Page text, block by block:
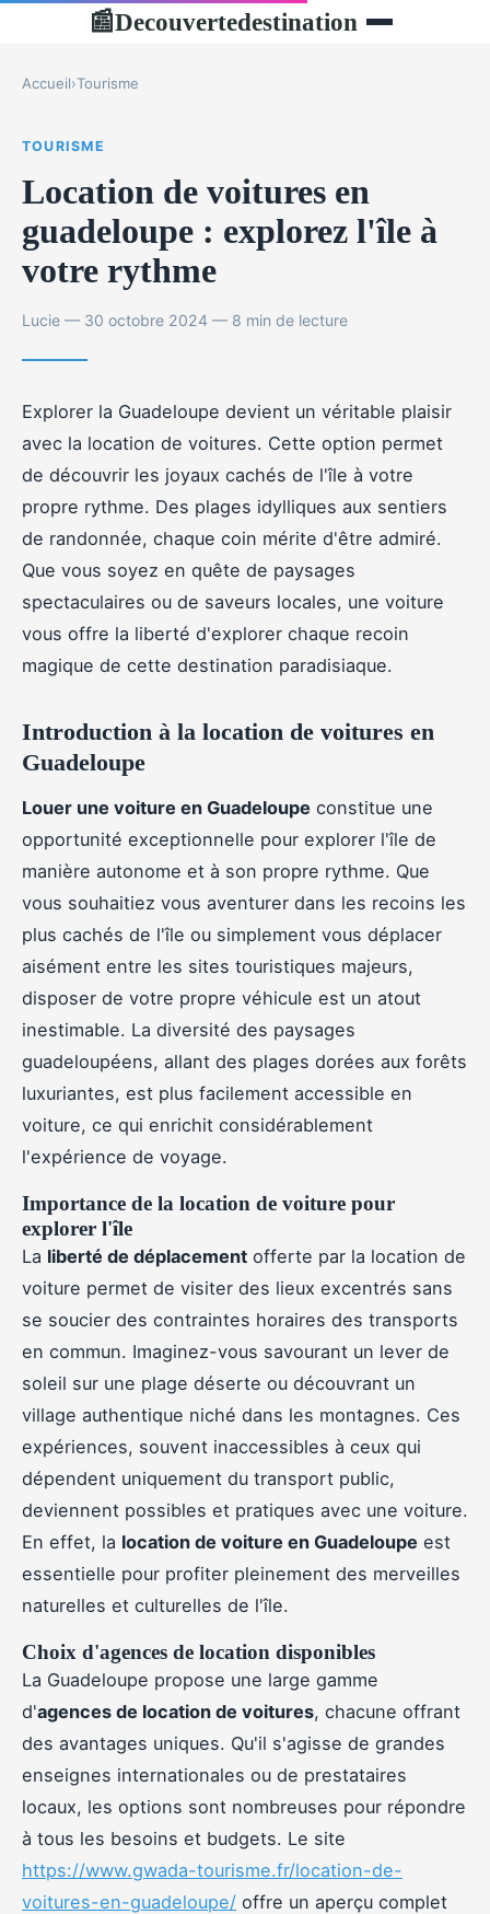
📰Decouvertedestination
Accueil›Tourisme
TOURISME
Location de voitures en
guadeloupe : explorez l'île à
votre rythme
Lucie — 30 octobre 2024 — 8 min de lecture
Explorer la Guadeloupe devient un véritable plaisir
avec la location de voitures. Cette option permet
de découvrir les joyaux cachés de l'île à votre
propre rythme. Des plages idylliques aux sentiers
de randonnée, chaque coin mérite d'être admiré.
Que vous soyez en quête de paysages
spectaculaires ou de saveurs locales, une voiture
vous offre la liberté d'explorer chaque recoin
magique de cette destination paradisiaque.
Introduction à la location de voitures en
Guadeloupe
Louer une voiture en Guadeloupe constitue une
opportunité exceptionnelle pour explorer l'île de
manière autonome et à son propre rythme. Que
vous souhaitiez vous aventurer dans les recoins les
plus cachés de l'île ou simplement vous déplacer
aisément entre les sites touristiques majeurs,
disposer de votre propre véhicule est un atout
inestimable. La diversité des paysages
guadeloupéens, allant des plages dorées aux forêts
luxuriantes, est plus facilement accessible en
voiture, ce qui enrichit considérablement
l'expérience de voyage.
Importance de la location de voiture pour
explorer l'île
La liberté de déplacement offerte par la location de
voiture permet de visiter des lieux excentrés sans
se soucier des contraintes horaires des transports
en commun. Imaginez-vous savourant un lever de
soleil sur une plage déserte ou découvrant un
village authentique niché dans les montagnes. Ces
expériences, souvent inaccessibles à ceux qui
dépendent uniquement du transport public,
deviennent possibles et pratiques avec une voiture.
En effet, la location de voiture en Guadeloupe est
essentielle pour profiter pleinement des merveilles
naturelles et culturelles de l'île.
Choix d'agences de location disponibles
La Guadeloupe propose une large gamme
d'agences de location de voitures, chacune offrant
des avantages uniques. Qu'il s'agisse de grandes
enseignes internationales ou de prestataires
locaux, les options sont nombreuses pour répondre
à tous les besoins et budgets. Le site
https://www.gwada-tourisme.fr/location-de-
voitures-en-guadeloupe/ offre un aperçu complet